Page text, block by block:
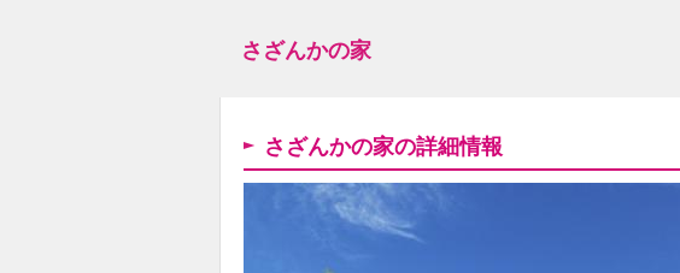
さざんかの家
さざんかの家の詳細情報